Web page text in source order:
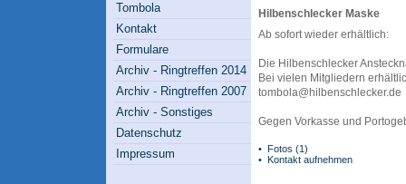
Tombola
Kontakt
Formulare
Archiv - Ringtreffen 2014
Archiv - Ringtreffen 2007
Archiv - Sonstiges
Datenschutz
Impressum
Hilbenschlecker Maske
Ab sofort wieder erhältlich:
Die Hilbenschlecker
Bei vielen Mitgliedern
tombola@hilbenschlecker.de
Gegen Vorkasse und
• Fotos (1)
• Kontakt aufnehmen